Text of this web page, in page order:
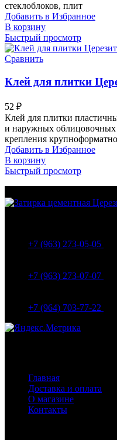
стеклоблоков, плит
Добавить в Избранное
В корзину
Быстрый просмотр
Сравнить
Клей для плитки
52 ₽
Клей для плитки
и наружных облицовочных
крепления
Добавить в Избранное
В корзину
Быстрый просмотр
+7 (963) 273-05-05
+7 (963) 273-07-07
+7 (964) 703-77-22
Главная
Доставка и оплата
О магазине
Контакты